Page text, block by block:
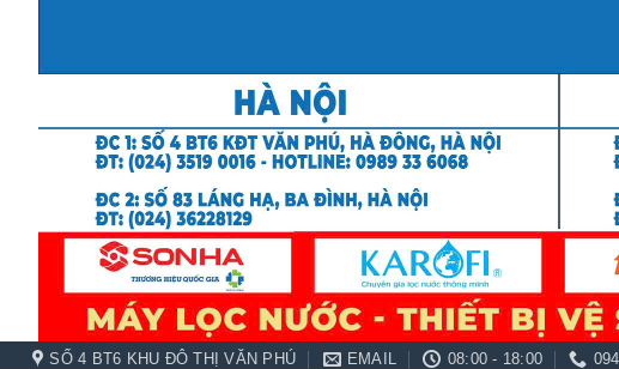
SỐ 4 BT6 KHU ĐÔ THỊ VĂN PHÚ EMAIL 08:00 - 18:00